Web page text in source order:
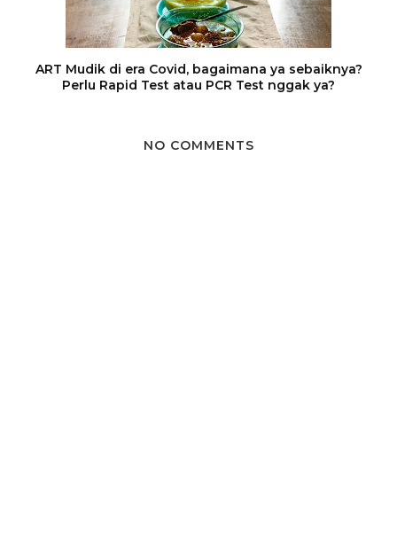
ART Mudik di era Covid, bagaimana ya sebaiknya?
Perlu Rapid Test atau PCR Test nggak ya?
NO COMMENTS